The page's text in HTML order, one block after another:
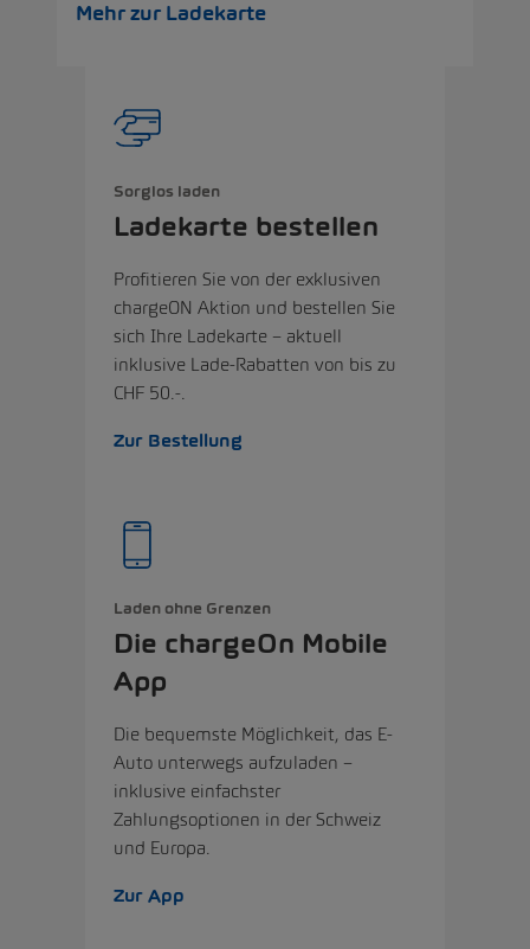
Mehr zur Ladekarte
Ladekarte bestellen
Sorglos laden
Profitieren Sie von der exklusiven
chargeON Aktion und bestellen Sie
sich Ihre Ladekarte – aktuell
inklusive Lade-Rabatten von bis zu
CHF 50.-.
Zur Bestellung
Die chargeOn Mobile
App
Laden ohne Grenzen
Die bequemste Möglichkeit, das E-
Auto unterwegs aufzuladen –
inklusive einfachster
Zahlungsoptionen in der Schweiz
und Europa.
Zur App